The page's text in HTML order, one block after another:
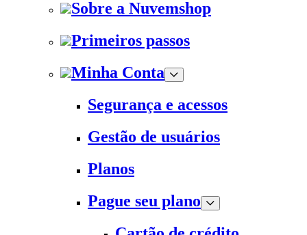
Sobre a Nuvemshop
Primeiros passos
Minha Conta
Segurança e acessos
Gestão de usuários
Planos
Pague seu plano